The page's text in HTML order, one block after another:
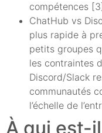
compétences
ChatHub vs
plus rapide à
petits groupes
les contraintes
Discord/Slack
communautés
l’échelle de
À qui est-